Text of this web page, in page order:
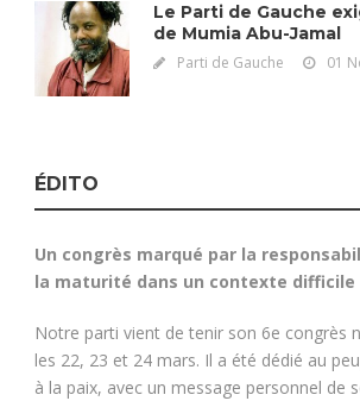
Le Parti de Gauche
de Mumia Abu-Jamal
Parti de Gauche 01
ÉDITO
Un congrès marqué par la
la maturité dans un contexte difficile
Notre parti vient de tenir son 6e congrès
les 22, 23 et 24 mars. Il a été dédié au
à la paix, avec un message personnel de